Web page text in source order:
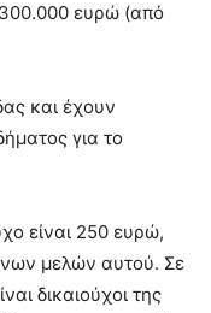
ευρώ (από
και έχουν
για το
είναι 250 ευρώ,
μελών αυτού. Σε
δικαιούχοι της